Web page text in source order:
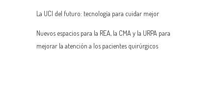
La UCI del futuro: tecnología para cuidar mejor
Nuevos espacios para la REA, la CMA y la URPA para
mejorar la atención a los pacientes quirúrgicos